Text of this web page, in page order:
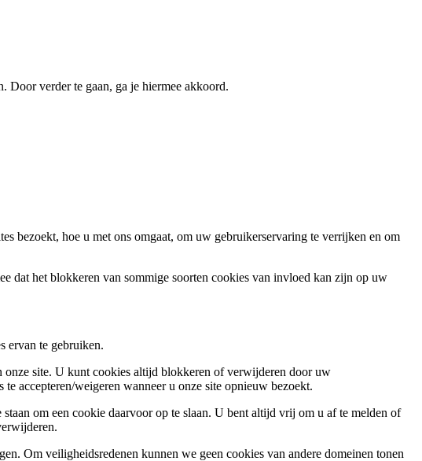
Door verder te gaan, ga je hiermee akkoord.
bezoekt, hoe u met ons omgaat, om uw gebruikerservaring te verrijken en om
het blokkeren van sommige soorten cookies van invloed kan zijn op uw
ervan te gebruiken.
onze site. U kunt cookies altijd blokkeren of verwijderen door uw
accepteren/weigeren wanneer u onze site opnieuw bezoekt.
om een cookie daarvoor op te slaan. U bent altijd vrij om u af te melden of
Om veiligheidsredenen kunnen we geen cookies van andere domeinen tonen